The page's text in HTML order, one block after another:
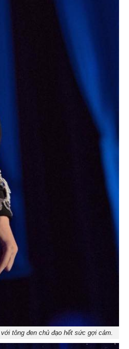
với tông đen chủ đạo hết sức gợi cảm.